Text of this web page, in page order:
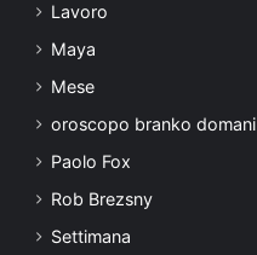
Lavoro
Maya
Mese
oroscopo branko domani
Paolo Fox
Rob Brezsny
Settimana